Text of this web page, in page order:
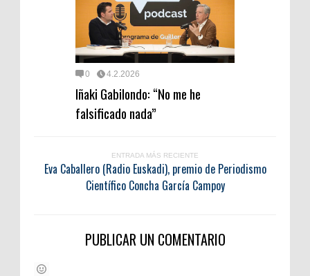
0 4.2.2026
Iñaki Gabilondo: “No me he
falsificado nada”
ENTRADA MÁS RECIENTE
Eva Caballero (Radio Euskadi), premio de Periodismo
Científico Concha García Campoy
PUBLICAR UN COMENTARIO